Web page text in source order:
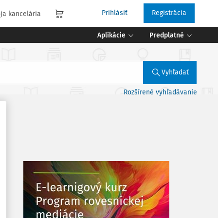
kancelária Prihlásiť Registrácia
Aplikácie Predplatné
Vyhľadať
Rozšírené vyhľadávanie